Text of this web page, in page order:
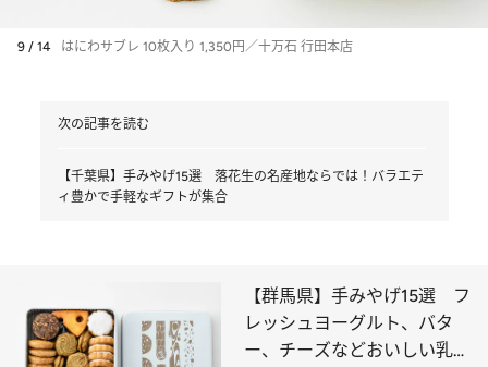
9 / 14 はにわサブレ 10枚入り 1,350円／十万石 行田本店
次の記事を読む
【千葉県】手みやげ15選 落花生の名産地ならでは！バラエテ
ィ豊かで手軽なギフトが集合
【群馬県】手みやげ15選 フ
レッシュヨーグルト、バタ
ー、チーズなどおいしい乳製